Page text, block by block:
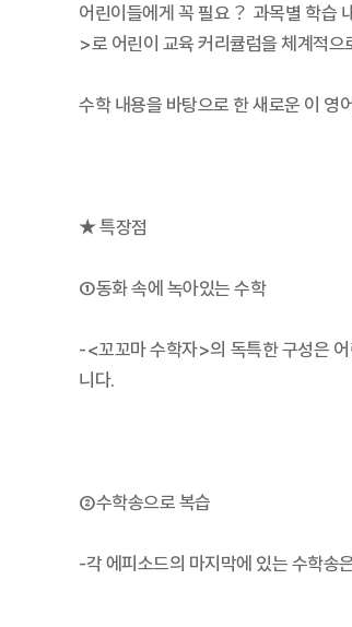
어린이들에게 꼭 필요？ 과목별 학습
>로 어린이 교육 커리큘럼을 체계적으
수학 내용을 바탕으로 한 새로운 이 영
★ 특장점
①동화 속에 녹아있는 수학
-<꼬꼬마 수학자>의 독특한 구성은
니다.
②수학송으로 복습
-각 에피소드의 마지막에 있는 수학송